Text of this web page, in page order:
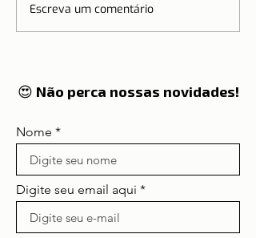
🌍 Turismo em alta:
Lisboa e Portugal
viajantes
Escreva um comentário
Nome
Digite seu email aqui
😍 Não perca nossas novidades!